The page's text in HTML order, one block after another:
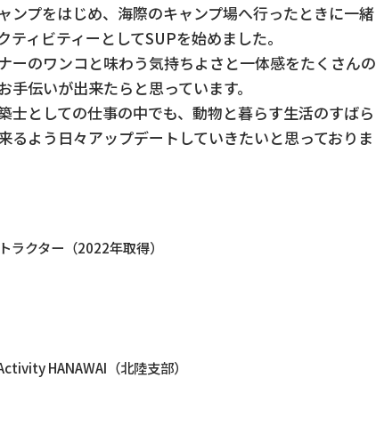
ンプをはじめ、海際のキャンプ場へ行ったときに一緒
ティビティーとしてSUPを始めました。
ーのワンコと味わう気持ちよさと一体感をたくさんの
手伝いが出来たらと思っています。
士としての仕事の中でも、動物と暮らす生活のすばら
るよう日々アップデートしていきたいと思っておりま
ラクター（2022年取得）
HANAWAI（北陸支部）